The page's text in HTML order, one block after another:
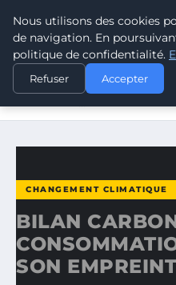
CLIMATE
ACCUEIL
CHANGEMENT
BILAN CARBONE ET
CHANGEMENT CLIMATIQUE
BILAN
SON
Nous utilisons des cookies
de navigation. En
politique de confidentialité.
Refuser Accepter